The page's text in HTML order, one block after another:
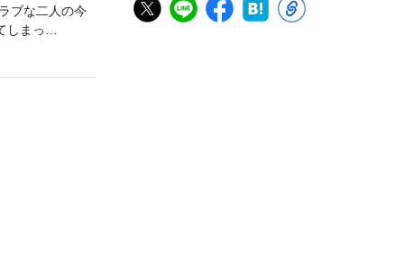
ブな二人の今
しまっ